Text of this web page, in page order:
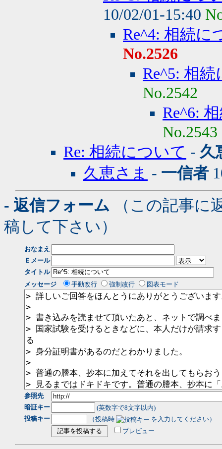
10/02/01-15:40
Re^4: 相続に
No.2526
Re^5: 相
No.2542
Re^6:
No.2543
Re: 相続について - 久
久恵さま - 一信者
- 返信フォーム （この記事に
稿して下さい）
おなまえ
Ｅメール
タイトル
メッセージ
手動改行 強制改行 図表モード
参照先
暗証キー
(英数字で8文字以内)
投稿キー
（投稿時
を入力してください）
プレビュー